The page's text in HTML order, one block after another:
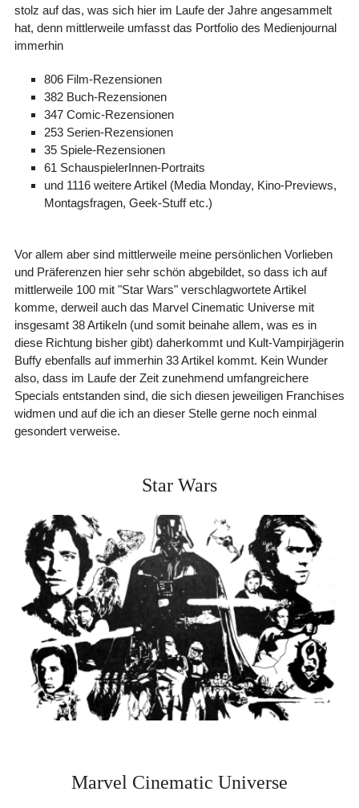
stolz auf das, was sich hier im Laufe der Jahre angesammelt
hat, denn mittlerweile umfasst das Portfolio des Medienjournal
immerhin
806 Film-Rezensionen
382 Buch-Rezensionen
347 Comic-Rezensionen
253 Serien-Rezensionen
35 Spiele-Rezensionen
61 SchauspielerInnen-Portraits
und 1116 weitere Artikel (Media Monday, Kino-Previews,
Montagsfragen, Geek-Stuff etc.)
Vor allem aber sind mittlerweile meine persönlichen Vorlieben
und Präferenzen hier sehr schön abgebildet, so dass ich auf
mittlerweile 100 mit "Star Wars" verschlagwortete Artikel
komme, derweil auch das Marvel Cinematic Universe mit
insgesamt 38 Artikeln (und somit beinahe allem, was es in
diese Richtung bisher gibt) daherkommt und Kult-Vampirjägerin
Buffy ebenfalls auf immerhin 33 Artikel kommt. Kein Wunder
also, dass im Laufe der Zeit zunehmend umfangreichere
Specials entstanden sind, die sich diesen jeweiligen Franchises
widmen und auf die ich an dieser Stelle gerne noch einmal
gesondert verweise.
Star Wars
Marvel Cinematic Universe